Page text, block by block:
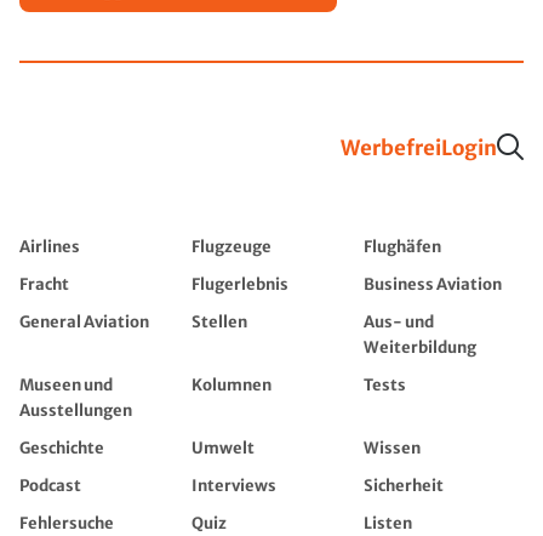
WerbefreiLogin
Airlines Flugzeuge
Flughäfen
Fracht
Flugerlebnis
Business Aviation
General Aviation
Stellen
Aus- und
Weiterbildung
Museen und
Ausstellungen
Kolumnen Tests
Geschichte Umwelt
Wissen
Podcast
Interviews
Sicherheit
Fehlersuche
Quiz
Listen